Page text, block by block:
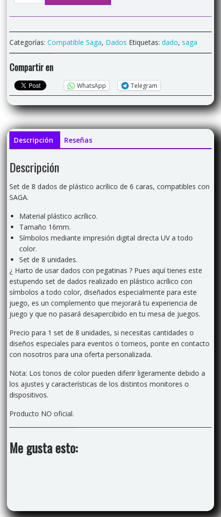
SAGA
-
Magia
Edad
la
magia
cantidad
Categorías: Compatible Saga, Dados Etiquetas: dado, saga
Compartir en
WhatsApp Telegram
Descripción Reseñas
Descripción
Set de 8 dados de plástico acrílico de 6 caras, compatibles con
SAGA.
Material plástico acrílico.
Tamaño 16mm.
Símbolos mediante impresión digital directa UV a todo
color.
Set de 8 unidades.
¿ Harto de usar dados con pegatinas ? Pues aquí tienes este
estupendo set de dados realizado en plástico acrílico con
símbolos a todo color, diseñados especialmente para este
juego, es un complemento que mejorará tu experiencia de
juego y que no pasará desapercibido en tu mesa de juegos.
Precio para 1 set de 8 unidades, si necesitas cantidades o
diseños especiales para eventos o torneos, ponte en contacto
con nosotros para una oferta personalizada.
Nota: Los tonos de color pueden diferir ligeramente debido a
los ajustes y características de los distintos monitores o
dispositivos.
Producto NO oficial.
Me gusta esto: